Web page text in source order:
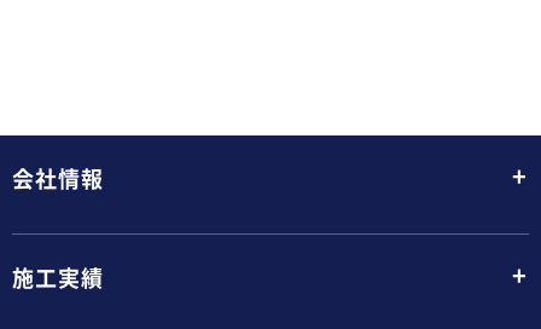
会社情報 +
施工実績 +